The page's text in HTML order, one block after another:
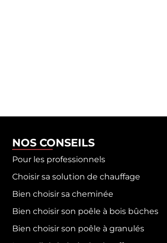
NOS CONSEILS
Pour les professionnels
Choisir sa solution de chauffage
Bien choisir sa cheminée
Bien choisir son poêle à bois bûches
Bien choisir son poêle à granulés